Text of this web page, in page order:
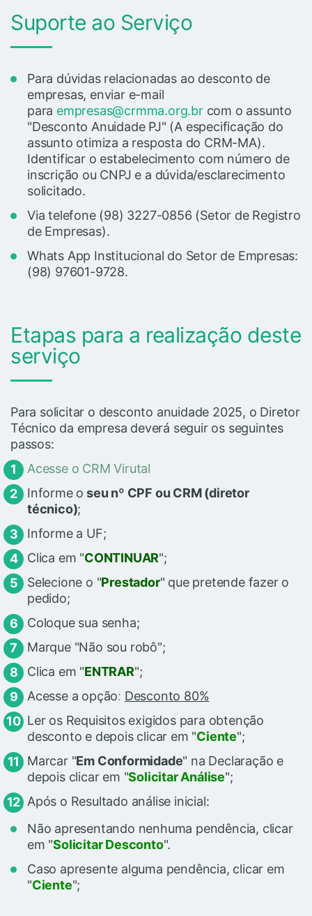
Suporte ao Serviço
Para dúvidas relacionadas ao desconto de
empresas, enviar e-mail
para empresas@crmma.org.brcom o assunto
"Desconto Anuidade PJ" (A especificação do
assunto otimiza a resposta do CRM-MA).
Identificar o estabelecimento com número de
inscrição ou CNPJ e a dúvida/esclarecimento
solicitado.
Via telefone (98) 3227-0856 (Setor de Registro
de Empresas).
Whats App Institucional do Setor de Empresas:
(98) 97601-9728.
Etapas para a realização deste
serviço
Para solicitar o desconto anuidade 2025, o Diretor
Técnico da empresa deverá seguir os seguintes
passos:
Acesse o CRM Virutal
Informe o seu nº CPF ou CRM (diretor
técnico);
Informe a UF;
Clica em "CONTINUAR";
Selecione o "Prestador" que pretende fazer o
pedido;
Coloque sua senha;
Marque "Não sou robô";
Clica em "ENTRAR";
Acesse a opção: Desconto 80%
Ler os Requisitos exigidos para obtenção
desconto e depois clicar em "Ciente";
Marcar "Em Conformidade" na Declaração e
depois clicar em "Solicitar Análise";
Após o Resultado análise inicial:
Não apresentando nenhuma pendência, clicar
em "Solicitar Desconto".
Caso apresente alguma pendência, clicar em
"Ciente";